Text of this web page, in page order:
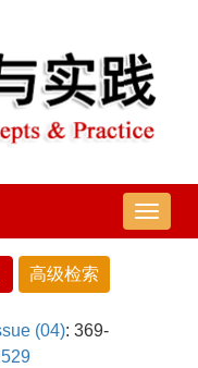
导
航
(04): 369-